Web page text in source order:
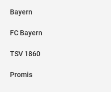
Bayern
FC Bayern
TSV 1860
Promis